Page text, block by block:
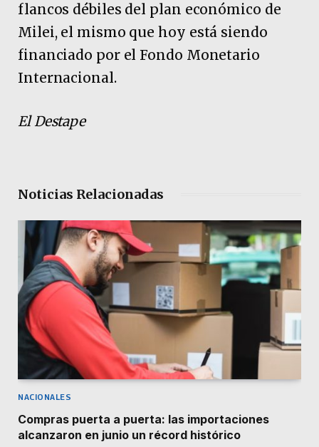
flancos débiles del plan económico de
Milei, el mismo que hoy está siendo
financiado por el Fondo Monetario
Internacional.
El Destape
Noticias Relacionadas
NACIONALES
Compras puerta a puerta: las importaciones
alcanzaron en junio un récord histórico